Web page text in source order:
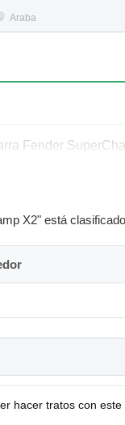
Araba
Fender
X2" está
hacer tratos con